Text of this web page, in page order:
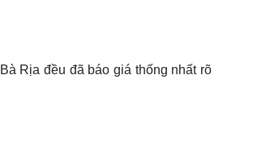
Rịa đều đã báo giá thống nhất rõ